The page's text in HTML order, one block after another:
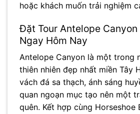
hoặc khách muốn trải nghiệm
Đặt Tour Antelope Canyon
Ngay Hôm Nay
Antelope Canyon là một trong
thiên nhiên đẹp nhất miền Tây
vách đá sa thạch, ánh sáng
quan ngoạn mục tạo nên một
quên. Kết hợp cùng Horseshoe